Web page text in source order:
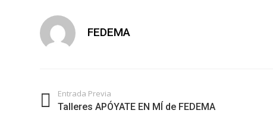
FEDEMA
Entrada Previa
Talleres APÓYATE EN MÍ de FEDEMA